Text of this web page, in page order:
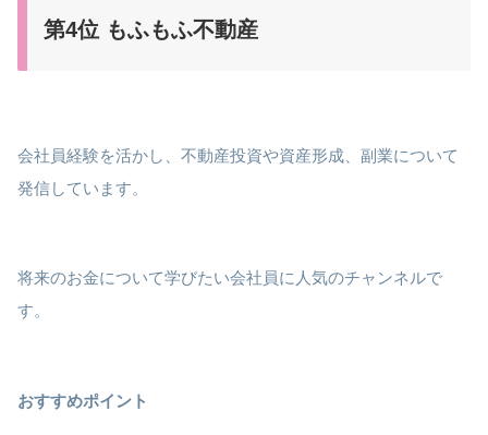
第4位 もふもふ不動産
会社員経験を活かし、不動産投資や資産形成、副業について
発信しています。
将来のお金について学びたい会社員に人気のチャンネルで
す。
おすすめポイント